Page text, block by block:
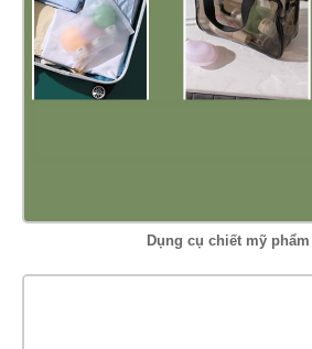
Dụng cụ chiết mỹ phẩm